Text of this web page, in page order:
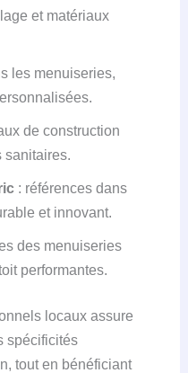
et matériaux
les menuiseries,
de construction
sanitaires.
: références dans
et innovant.
des menuiseries
performantes.
locaux assure
spécificités
tout en bénéficiant